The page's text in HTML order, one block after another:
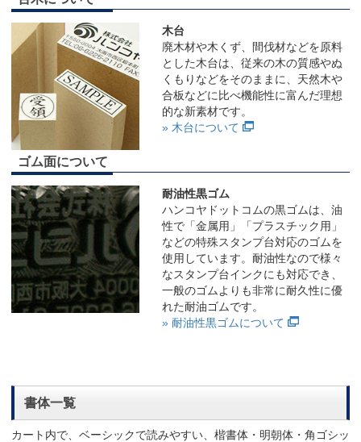
木台
廃木材や木くず、間伐材などを原料
とした木台は、従来の木の質感やぬ
くもりなどをそのままに、天然木や
合板などに比べ機能性に富んだ理想
的な新素材です。
» 木台について
ゴム面について
耐油性黒ゴム
ハンコヤドットコムの黒ゴムは、油
性で「金属用」「プラスチック用」
などの特殊スタンプ台対応のゴムを
使用しています。耐油性なので様々
なスタンプ台インクにも対応でき、
一般のゴムよりも非常に耐久性に優
れた耐油ゴムです。
» 耐油性黒ゴムについて
書体一覧
カート内で、ベーシックで読みやすい、楷書体・明朝体・角ゴシッ